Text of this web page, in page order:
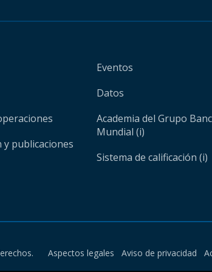
y publicaciones
Eventos
Datos
Academia del Grupo
Mundial (i)
Sistema de calificación (i)
Aspectos legales Aviso de privacidad